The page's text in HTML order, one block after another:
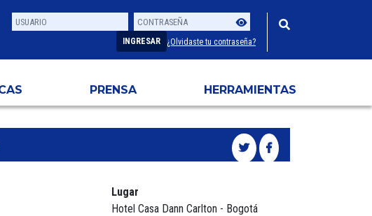
Usuario
Contraseña
INGRESAR ¿Olvidaste tu contraseña?
PRENSA HERRAMIENTAS
Lugar
Hotel Casa Dann Carlton - Bogotá